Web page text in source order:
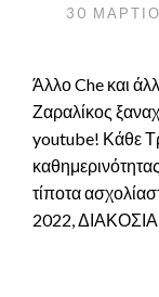
30
Άλλο Che και
Ζαραλίκος
youtube! Κάθε
τίποτα
2022,